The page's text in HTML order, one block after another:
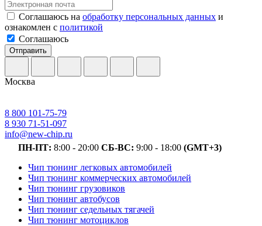
Соглашаюсь на обработку персональных данных и
ознакомлен с политикой
Соглашаюсь
Отправить
Москва
8 800 101-75-79
8 930 71-51-097
info@new-chip.ru
ПН-ПТ: 8:00 - 20:00 СБ-ВС: 9:00 - 18:00 (GMT+3)
Чип тюнинг легковых автомобилей
Чип тюнинг коммерческих автомобилей
Чип тюнинг грузовиков
Чип тюнинг автобусов
Чип тюнинг седельных тягачей
Чип тюнинг мотоциклов